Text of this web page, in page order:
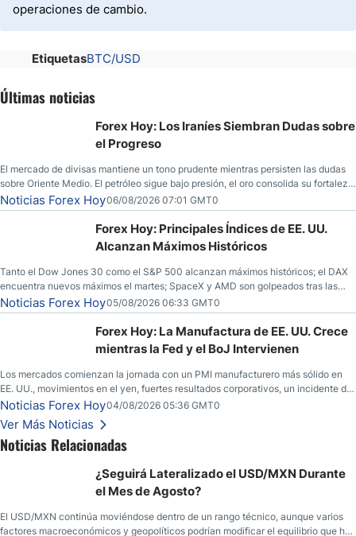
operaciones de cambio.
EtiquetasBTC/USD
Últimas noticias
Forex Hoy: Los Iraníes Siembran Dudas sobre
el Progreso
El mercado de divisas mantiene un tono prudente mientras persisten las dudas
sobre Oriente Medio. El petróleo sigue bajo presión, el oro consolida su fortaleza
y los operadores esperan nuevas referencias económicas desde Estados
Unidos.
Noticias Forex Hoy06/08/2026 07:01 GMT0
Forex Hoy: Principales Índices de EE. UU.
Alcanzan Máximos Históricos
Tanto el Dow Jones 30 como el S&P 500 alcanzan máximos históricos; el DAX
encuentra nuevos máximos el martes; SpaceX y AMD son golpeados tras las
llamadas de ganancias; el petróleo crudo cae por debajo de los $80 con nuevas
esperanzas; el dólar estadounidense continúa intentando estabilizarse frente al
yen; el peso mexicano ve un repunte a medida que las tasas caen en EE. UU.
Noticias Forex Hoy05/08/2026 06:33 GMT0
Forex Hoy: La Manufactura de EE. UU. Crece
mientras la Fed y el BoJ Intervienen
Los mercados comienzan la jornada con un PMI manufacturero más sólido en
EE. UU., movimientos en el yen, fuertes resultados corporativos, un incidente de
seguridad en Bitcoin y nuevas señales desde el mercado del petróleo.
Noticias Forex Hoy04/08/2026 05:36 GMT0
Ver Más Noticias
Noticias Relacionadas
¿Seguirá Lateralizado el USD/MXN Durante
el Mes de Agosto?
El USD/MXN continúa moviéndose dentro de un rango técnico, aunque varios
factores macroeconómicos y geopolíticos podrían modificar el equilibrio que ha